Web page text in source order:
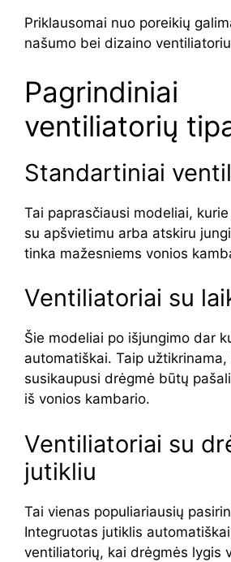
Priklausomai nuo poreikių
našumo bei dizaino
Pagrindiniai
ventiliatorių
Standartiniai
Tai paprasčiausi modeliai,
su apšvietimu arba atskiru
tinka mažesniems vonios
Ventiliatoriai su
Šie modeliai po išjungimo dar
automatiškai. Taip užtikrinama,
susikaupusi drėgmė būtų
iš vonios kambario.
Ventiliatoriai su
jutikliu
Tai vienas populiariausių
Integruotas jutiklis
ventiliatorių, kai drėgmės lygis